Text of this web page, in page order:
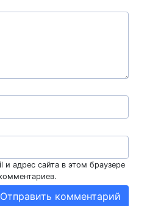
адрес сайта в этом браузере